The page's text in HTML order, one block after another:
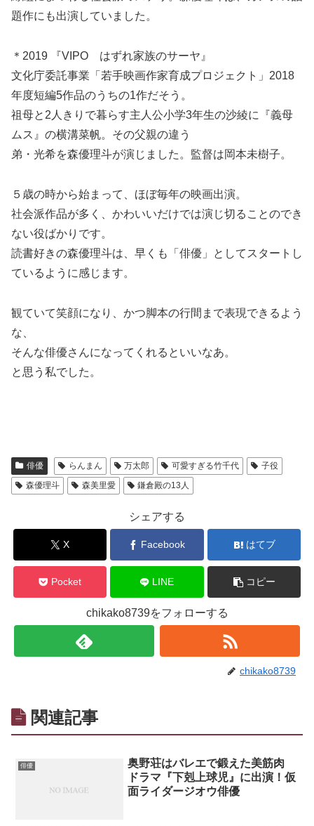
題作にも出演していました。
＊2019 『VIPO はずれ家族のサーヤ』
文化庁委託事業「若手映画作家育成プロジェクト」2018
年度短編5作品のうちの1作だそう。
祖母と2人きりで暮らす主人公小学3年生の沙綾に『義母
ムス』の横溝菜帆。その父親の違う
弟・光希を森優理斗が演じました。監督は岡本未樹子。
５歳の時から始まって、ほぼ毎年の映画出演。
社会派作品が多く、かわいいだけでは演じ切ることのでき
ない役ばかりです。
読書好きの森優理斗は、早くも「俳優」としてスタートし
ているように感じます。
観ていて笑顔になり、かつ脚本の行間まで表現できるよう
な、
そんな俳優さんになってくれるといいなあ。
と思う私でした。
俳優 らんまん 万太郎 可愛すぎる竹千代
子役
森優理斗
森美里愛 鎌倉殿の13人
シェアする
X Facebook はてブ
Pocket LINE コピー
chikako8739をフォローする
chikako8739
関連記事
俳優
奥野荘はバレエで鍛えた美筋肉
ドラマ『下剋上球児』に出演！仮
面ライダージオウ俳優